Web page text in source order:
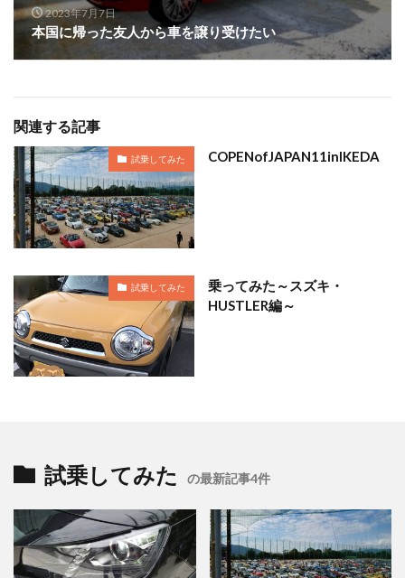
2023年7月7日
本国に帰った友人から車を譲り受けたい
関連する記事
試乗してみた COPENofJAPAN11inIKEDA
試乗してみた
乗ってみた～スズキ・
HUSTLER編～
試乗してみた の最新記事4件